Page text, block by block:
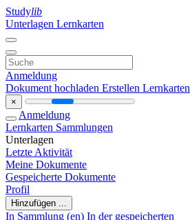
Studylib
Unterlagen Lernkarten
Anmeldung
Dokument hochladen Erstellen Lernkarten
×
Anmeldung
Lernkarten Sammlungen
Unterlagen
Letzte Aktivität
Meine Dokumente
Gespeicherte Dokumente
Profil
Hinzufügen ...
In Sammlung (en) In der gespeicherten